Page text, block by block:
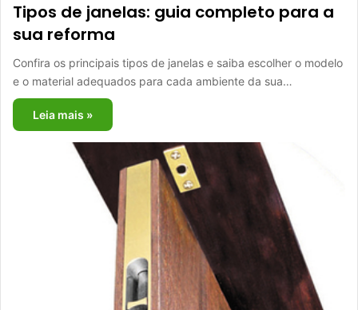
Tipos de janelas: guia completo para a
sua reforma
Confira os principais tipos de janelas e saiba escolher o modelo
e o material adequados para cada ambiente da sua…
Leia mais »